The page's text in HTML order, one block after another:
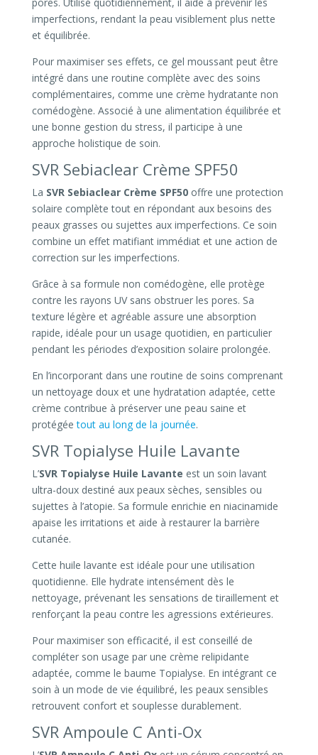
imperfections, rendant la peau visiblement plus nette
et équilibrée.
Pour maximiser ses effets, ce gel moussant peut être
intégré dans une routine complète avec des soins
complémentaires, comme une crème hydratante non
comédogène. Associé à une alimentation équilibrée et
une bonne gestion du stress, il participe à une
approche holistique de soin.
SVR Sebiaclear Crème SPF50
La SVR Sebiaclear Crème SPF50offre une protection
solaire complète tout en répondant aux besoins des
peaux grasses ou sujettes aux imperfections. Ce soin
combine un effet matifiant immédiat et une action de
correction sur les imperfections.
Grâce à sa formule non comédogène, elle protège
contre les rayons UV sans obstruer les pores. Sa
texture légère et agréable assure une absorption
rapide, idéale pour un usage quotidien, en particulier
pendant les périodes d’exposition solaire prolongée.
En l’incorporant dans une routine de soins comprenant
un nettoyage doux et une hydratation adaptée, cette
crème contribue à préserver une peau saine et
protégéetout au long de la journée.
SVR Topialyse Huile Lavante
L’SVR Topialyse Huile Lavante est un soin lavant
ultra-doux destiné aux peaux sèches, sensibles ou
sujettes à l’atopie. Sa formule enrichie en niacinamide
apaise les irritations et aide à restaurer la barrière
cutanée.
Cette huile lavante est idéale pour une utilisation
quotidienne. Elle hydrate intensément dès le
nettoyage, prévenant les sensations de tiraillement et
renforçant la peau contre les agressions extérieures.
Pour maximiser son efficacité, il est conseillé de
compléter son usage par une crème relipidante
adaptée, comme le baume Topialyse. En intégrant ce
soin à un mode de vie équilibré, les peaux sensibles
retrouvent confort et souplesse durablement.
SVR Ampoule C Anti-Ox